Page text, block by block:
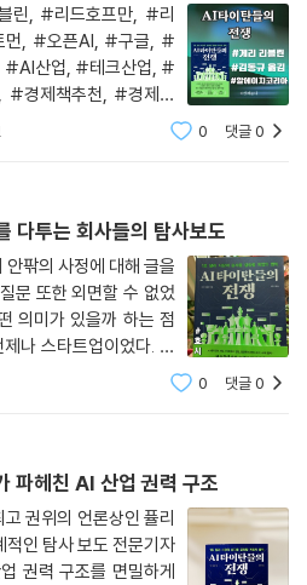
을 드러낸다. 결국 ‘누가 끝까지 버틸 자
부를 가른다고 진단한다. 이 책을 통해
를 힘이 무엇인지 분명하게 보이기 시
린, #리드호프만, #리
먼, #오픈AI, #구글, #
#AI산업, #테크산업, #
경제책추천, #경제책
아 정보 공유 목적으로
0 댓글0
다투는 회사들의 탐사보도
팎의 사정에 대해 글을
문 또한 외면할 수 없었
의미가 있을까 하는 점
나 스타트업이었다. 구
실에서 출발해 기술 기
0 댓글0
파헤친 AI 산업 권력 구조
고 권위의 언론상인 퓰리
인 탐사 보도 전문기자
권력 구조를 면밀하게